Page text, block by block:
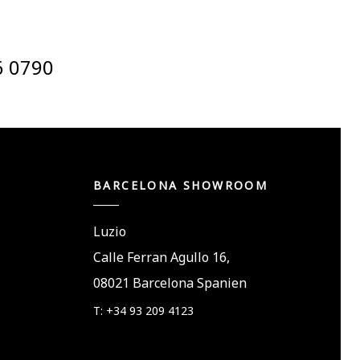
0790
BARCELONA SHOWROOM
Luzio
Calle Ferran Agullo 16,
08021 Barcelona Spanien
T: +34 93 209 4123